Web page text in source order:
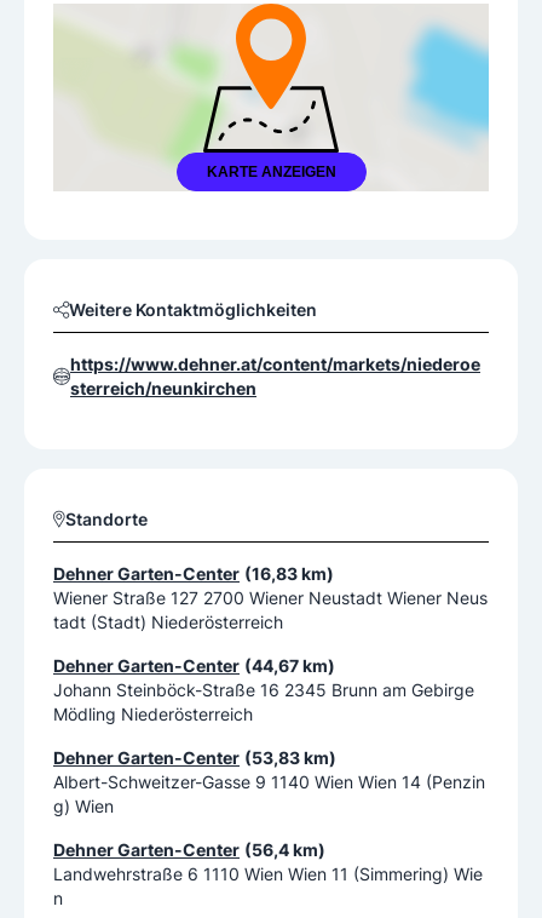
KARTE ANZEIGEN
Weitere Kontaktmöglichkeiten
https://www.dehner.at/content/markets/niederoe
sterreich/neunkirchen
Standorte
Dehner Garten-Center (16,83 km)
Wiener Straße 127 2700 Wiener Neustadt Wiener Neus
tadt (Stadt) Niederösterreich
Dehner Garten-Center (44,67 km)
Johann Steinböck-Straße 16 2345 Brunn am Gebirge
Mödling Niederösterreich
Dehner Garten-Center (53,83 km)
Albert-Schweitzer-Gasse 9 1140 Wien Wien 14 (Penzin
g) Wien
Dehner Garten-Center (56,4 km)
Landwehrstraße 6 1110 Wien Wien 11 (Simmering) Wie
n